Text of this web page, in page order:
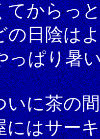
てからっ
の日陰は
っぱり暑
いに茶の
にはサー